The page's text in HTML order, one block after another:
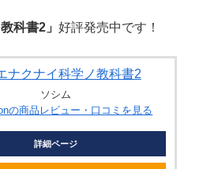
科書2」 好評発売中です！
ナクナイ科学ノ教科書2
ソシム
の商品レビュー・口コミを見る
詳細ページ